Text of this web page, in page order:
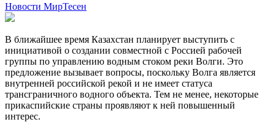
Новости МирТесен
В ближайшее время Казахстан планирует выступить с
инициативой о создании совместной с Россией рабочей
группы по управлению водным стоком реки Волги. Это
предложение вызывает вопросы, поскольку Волга является
внутренней российской рекой и не имеет статуса
трансграничного водного объекта. Тем не менее, некоторые
прикаспийские страны проявляют к ней повышенный
интерес.